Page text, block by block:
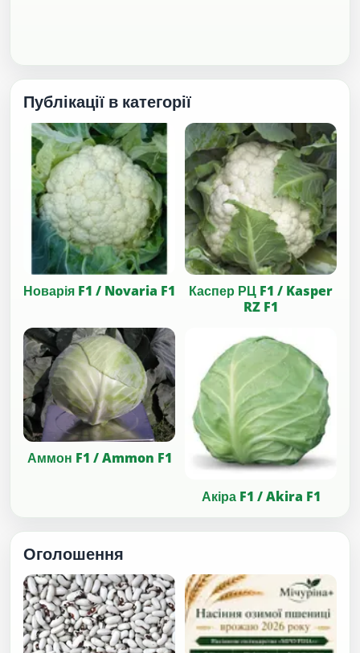
Публікації в категорії
Новарія F1 / Novaria F1
Каспер РЦ F1 / Kasper
RZ F1
Аммон F1 / Ammon F1
Акіра F1 / Akira F1
Оголошення